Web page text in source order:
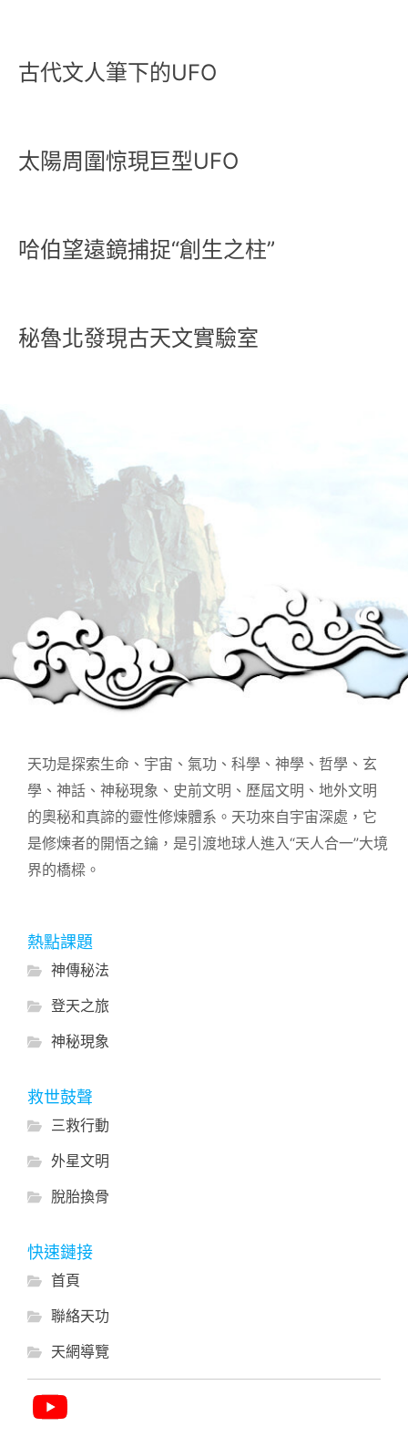
古代文人筆下的UFO
太陽周圍惊現巨型UFO
哈伯望遠鏡捕捉“創生之柱”
秘魯北發現古天文實驗室
天功是探索生命、宇宙、氣功、科學、神學、哲學、玄
學、神話、神秘現象、史前文明、歷屆文明、地外文明
的奧秘和真諦的靈性修煉體系。天功來自宇宙深處，它
是修煉者的開悟之鑰，是引渡地球人進入“天人合一”大境
界的橋樑。
熱點課題
神傳秘法
登天之旅
神秘現象
救世鼓聲
三救行動
外星文明
脫胎換骨
快速鏈接
首頁
聯絡天功
天網導覽